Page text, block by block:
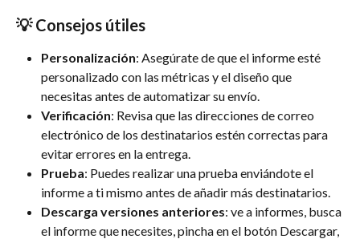
💡 Consejos útiles
Personalización: Asegúrate de que el informe esté
personalizado con las métricas y el diseño que
necesitas antes de automatizar su envío.
Verificación: Revisa que las direcciones de correo
electrónico de los destinatarios estén correctas para
evitar errores en la entrega.
Prueba: Puedes realizar una prueba enviándote el
informe a ti mismo antes de añadir más destinatarios.
Descarga versiones anteriores: ve a informes, busca
el informe que necesites, pincha en el botón Descargar,